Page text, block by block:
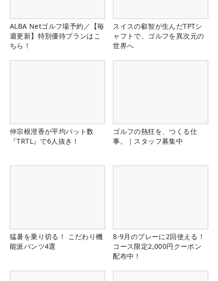
ALBA Netゴルフ場予約／【毎
週更新】特別優待プランはこ
ちら！
スイスの叡智が生んだTPTシ
ャフトで、ゴルフを異次元の
世界へ
仲宗根澄香が平均パット数
『TRTL』で6人抜き！
ゴルフの熱狂を、つくる仕
事。｜スタッフ募集中
猛暑を乗り切る！ こだわり機
能派パンツ4選
8-9月のプレーに2回使える！
コース限定2,000円クーポン
配布中！